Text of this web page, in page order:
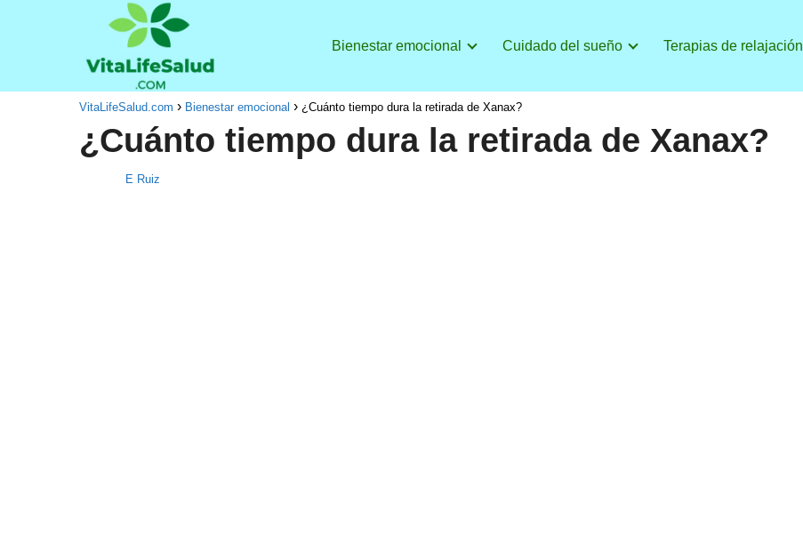
Bienestar emocional Cuidado del sueño Terapias de relajación
VitaLifeSalud.com Bienestar emocional ¿Cuánto tiempo dura la retirada de Xanax?
¿Cuánto tiempo dura la retirada de Xanax?
E Ruiz